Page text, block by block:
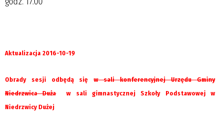
Aktualizacja 2016-10-19
Obrady sesji odbędą sięw sali konferencyjnej Urzędu Gminy
Niedrzwica Duża
w sali gimnastycznej Szkoły Podstawowej w
Niedrzwicy Dużej